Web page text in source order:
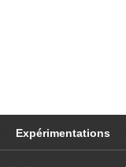
Expérimentations